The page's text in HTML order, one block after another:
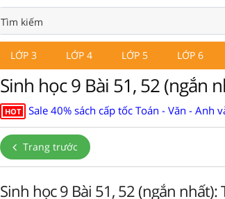
LỚP 3 LỚP 4 LỚP 5 LỚP 6
Sinh học 9 Bài 51, 52 (ngắn
HOT Sale 40% sách cấp tốc Toán - Văn - Anh
Trang trước
Sinh học 9 Bài 51, 52 (ngắn